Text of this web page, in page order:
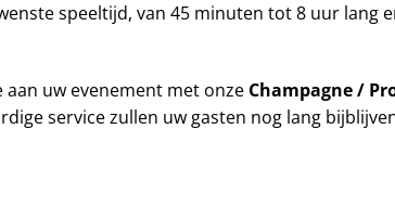
speeltijd, van 45 minuten tot 8 uur lang
uw evenement met onze Champagne /
service zullen uw gasten nog lang